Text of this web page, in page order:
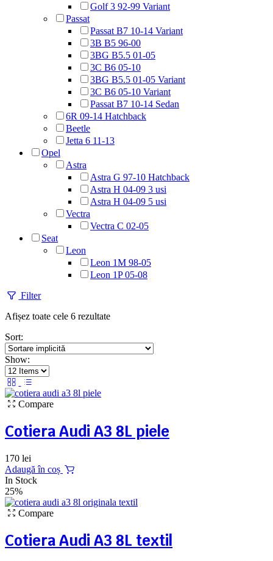
Golf 3 92-99 Variant
Passat
Passat B7 10-14 Variant
3B B5 96-00
3BG B5.5 01-05
3C B6 05-10
3BG B5.5 01-05 Variant
3C B6 05-10 Variant
Passat B7 10-14 Sedan
6R 09-14 Hatchback
Beetle
Jetta 6 11-13
Opel
Astra
Astra G 97-10 Hatchback
Astra H 04-09 3 usi
Astra H 04-09 5 usi
Vectra
Vectra C 02-05
Seat
Leon
Leon 1M 98-05
Leon 1P 05-08
Filter
Afișez toate cele 6 rezultate
Sort:
Show:
Compare
Cotiera Audi A3 8L piele
170 lei
Adaugă în coș
In Stock
25%
Compare
Cotiera Audi A3 8L textil